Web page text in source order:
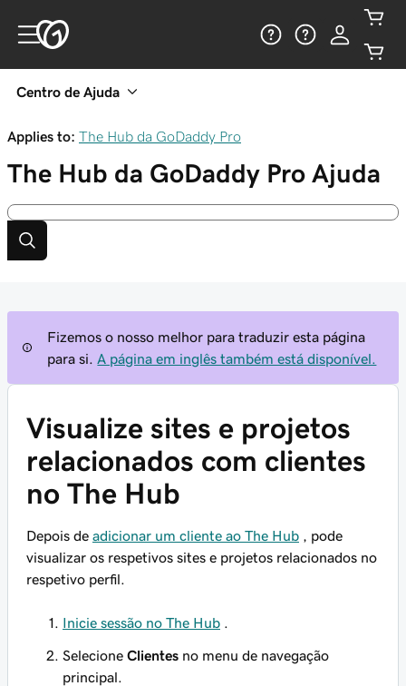
Centro de Ajuda
Applies to: The Hub da GoDaddy Pro
The Hub da GoDaddy Pro Ajuda
Fizemos o nosso melhor para traduzir esta página
para si.
A página em inglês também está disponível.
Visualize sites e projetos
relacionados com clientes
no The Hub
Depois de adicionar um cliente ao The Hub , pode
visualizar os respetivos sites e projetos relacionados no
respetivo perfil.
Inicie sessão no The Hub
Selecione Clientes no menu de navegação
principal.